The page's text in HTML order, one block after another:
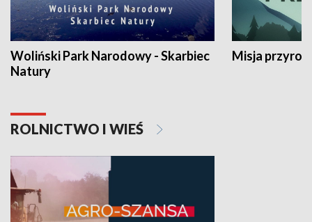
Woliński Park Narodowy - Skarbiec
Natury
Misja
ROLNICTWO I WIEŚ